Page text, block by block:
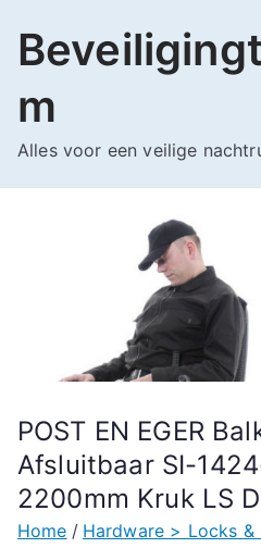
naar
inhoud
m
Alles voor een veilige
POST EN EGER
Afsluitbaar SI-
2200mm Kruk LS
Home
Hardware > Locks &